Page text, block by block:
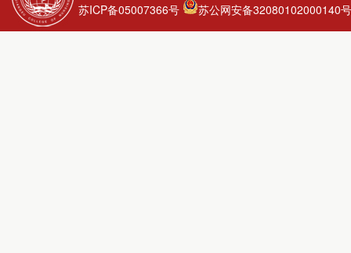
苏ICP备05007366号
苏公网安备32080102000140号